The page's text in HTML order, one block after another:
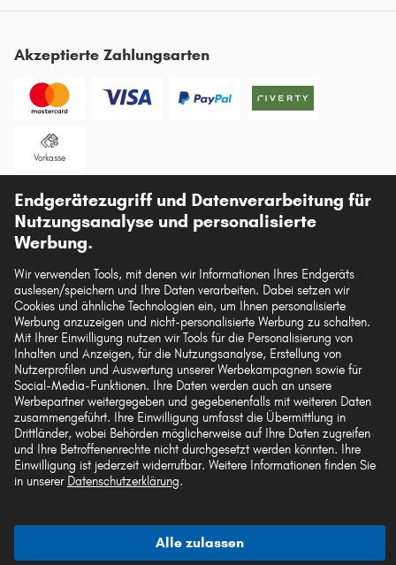
OPEL ASCONA
OPEL MANTA
OPEL ASTRA J
Akzeptierte Zahlungsarten
Vorkasse
Unsere Versandpartner
Die hier dargestellten Daten, insbesondere die gesamte Datenbank, dürfen nicht
vervielfältigt werden. Die Vervielfältigung und Verbreitung der Daten und der
Datenbank ohne vorherige Einwilligung von TecAlliance und/oder die
Einbeziehung Dritter in solche Aktivitäten ist streng verboten. Jegliche
unautorisierte Nutzung von Inhalten stellt eine Verletzung des Urheberrechts dar
und kann rechtliche Schritte nach sich ziehen.
Vertrag widerrufen
© 2026 kfzteile24 GmbH - Alle Rechte vorbehalten.
¹„Gratis Versand“ oder „ohne Versandkosten“ entsprechen dem Wegfall der
Endgerätezugriff und Datenverarbeitung für
Nutzungsanalyse und personalisierte
Werbung.
Wir verwenden Tools, mit denen wir Informationen Ihres Endgeräts
auslesen/speichern und Ihre Daten verarbeiten. Dabei setzen wir
Cookies und ähnliche Technologien ein, um Ihnen personalisierte
Werbung anzuzeigen und nicht-personalisierte Werbung zu schalten.
Mit Ihrer Einwilligung nutzen wir Tools für die Personalisierung von
Inhalten und Anzeigen, für die Nutzungsanalyse, Erstellung von
Nutzerprofilen und Auswertung unserer Werbekampagnen sowie für
Social-Media-Funktionen. Ihre Daten werden auch an unsere
Werbepartner weitergegeben und gegebenenfalls mit weiteren Daten
zusammengeführt. Ihre Einwilligung umfasst die Übermittlung in
Drittländer, wobei Behörden möglicherweise auf Ihre Daten zugreifen
und Ihre Betroffenenrechte nicht durchgesetzt werden könnten. Ihre
Einwilligung ist jederzeit widerrufbar. Weitere Informationen finden Sie
in unserer Datenschutzerklärung.
Alle zulassen